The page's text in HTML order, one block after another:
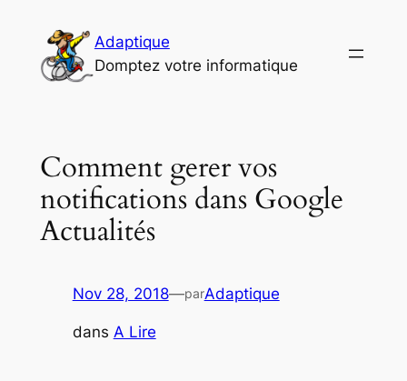
contenu
Adaptique
Domptez votre informatique
Comment gerer vos
notifications dans Google
Actualités
Nov 28, 2018—parAdaptique
dans A Lire